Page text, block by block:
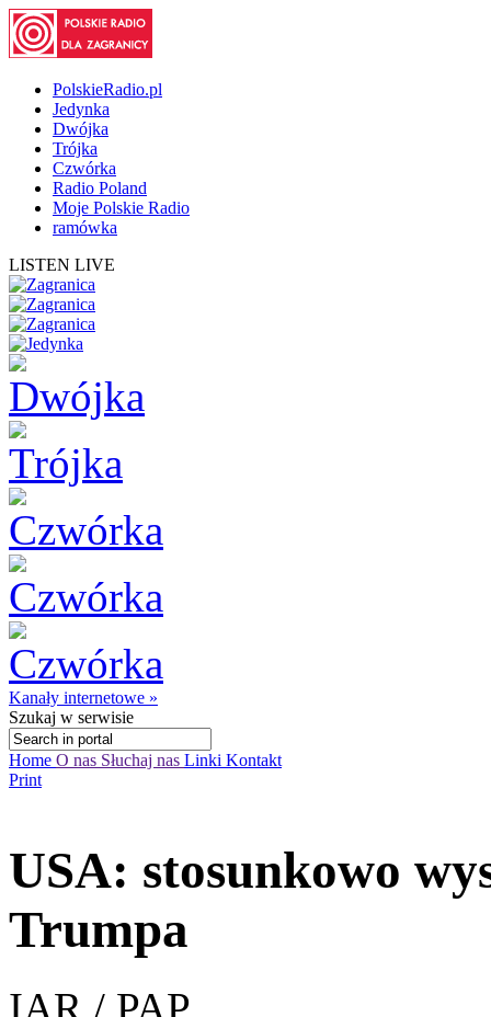
PolskieRadio.pl
Jedynka
Dwójka
Trójka
Czwórka
Radio Poland
Moje Polskie Radio
ramówka
LISTEN LIVE
Kanały internetowe »
Szukaj w serwisie
Home O nas Słuchaj nas Linki Kontakt
Print
USA: stosunkowo
Trumpa
IAR / PAP